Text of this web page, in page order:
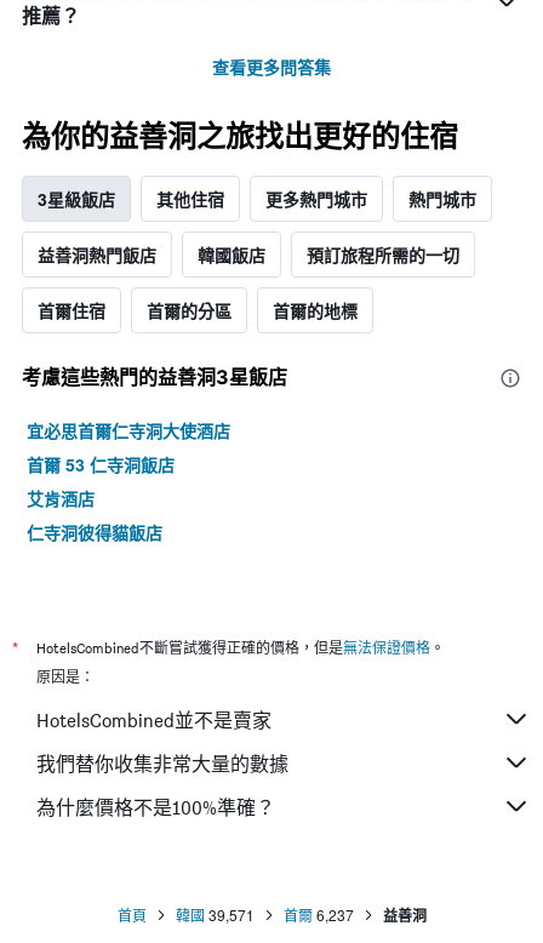
推薦？
查看更多問答集
為你的益善洞之旅找出更好的住宿
3星級飯店 其他住宿 更多熱門城市 熱門城市
益善洞熱門飯店 韓國飯店 預訂旅程所需的一切
首爾住宿 首爾的分區 首爾的地標
考慮這些熱門的益善洞3星​飯店
宜必思首爾仁寺洞大使酒店
首爾 53 仁寺洞飯店
艾肯酒店
仁寺洞彼得貓飯店
* HotelsCombined不斷嘗試獲得正確的價格，但是無法保證價格 。
原因是：
HotelsCombined並不是賣家
我們替你收集非常大量的數據
為什麼價格不是100%準確？
首頁 韓國 39,571 首爾 6,237 益善洞